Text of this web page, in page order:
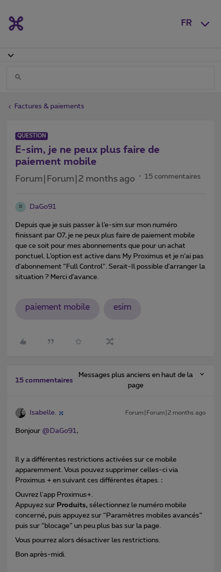
FR
Factures & paiements
QUESTION
E-sim, je ne peux plus faire de
paiement mobile
Forum|Forum|2 months ago 15 commentaires
D DaGo91
Depuis que je suis passer à l’e-sim sur mon numéro
finissant par 07, je ne peux plus faire de paiement mobile
que ce soit pour mes abonnements que pour un achat
ponctuel. L’option est active dans My Proximus et je n’ai pas
d’abonnement “Full Control”. Serait-Il possible d’arranger la
situation ? Merci d’avance.
paiement mobile esim
15 commentaires
Messages plus anciens en haut de la
page
Isabelle. Forum|Forum|2 months ago
Bonjour ​ @DaGo91,
Il y a différentes restrictions activées sur ce mobile
apparemment. Vous pouvez supprimer celles-ci via
Proximus + en suivant ces différentes étapes. :
Ouvrez l'app Proximus+.
Appuyez sur Produits, sélectionnez le numéro mobile
concerné, puis appuyez sur “Paramètres mobiles avancés”
puis sur “blocage” un peu plus bas sur la page.
Vous pourrez alors désactiver les restrictions.
Bon après-midi.